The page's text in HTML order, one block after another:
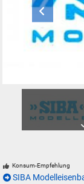
SIBA Modelle
Konsum-Empfehlung
SIBA